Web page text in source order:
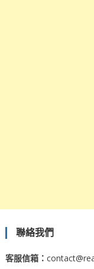
聯絡我們
客服信箱：